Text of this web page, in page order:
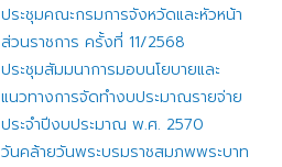
ประชุมคณะกรมการจังหวัดและหัวหน้า
ส่วนราชการ ครั้งที่ 11/2568
ประชุมสัมมนาการมอบนโยบายและ
แนวทางการจัดทำงบประมาณรายจ่าย
ประจำปีงบประมาณ พ.ศ. 2570
วันคล้ายวันพระบรมราชสมภพพระบาท